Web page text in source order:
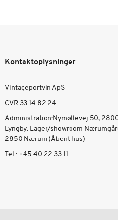
Kontaktoplysninger
Vintageportvin ApS
CVR 33 14 82 24
Administration:Nymøllevej 50,
Lyngby. Lager/showroom
2850 Nærum (Åbent hus)
Tel.: +45 40 22 33 11